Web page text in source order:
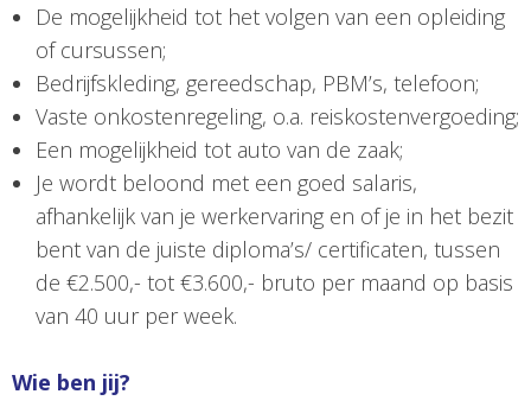
De mogelijkheid tot het volgen van een opleiding
of cursussen;
Bedrijfskleding, gereedschap, PBM’s, telefoon;
Vaste onkostenregeling, o.a. reiskostenvergoeding;
Een mogelijkheid tot auto van de zaak;
Je wordt beloond met een goed salaris,
afhankelijk van je werkervaring en of je in het bezit
bent van de juiste diploma’s/ certificaten, tussen
de €2.500,- tot €3.600,- bruto per maand op basis
van 40 uur per week.
Wie ben jij?